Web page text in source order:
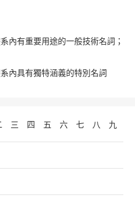
內有重要用途的一般技術名詞；
內具有獨特涵義的特別名詞
三 四 五 六 七 八 九